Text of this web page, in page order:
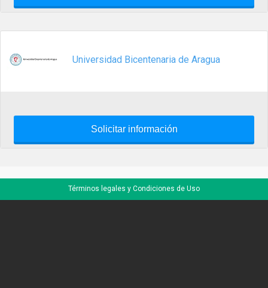
Universidad Bicentenaria de Aragua
Solicitar información
Términos legales y Condiciones de Uso